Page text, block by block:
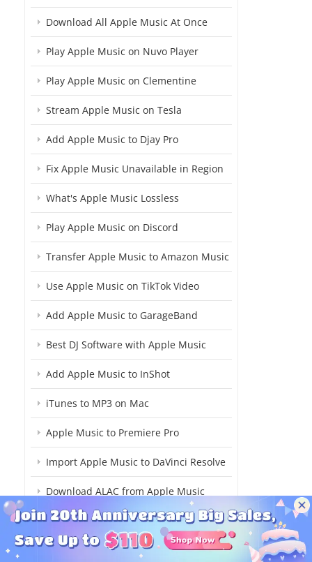
Download All Apple Music At Once
Play Apple Music on Nuvo Player
Play Apple Music on Clementine
Stream Apple Music on Tesla
Add Apple Music to Djay Pro
Fix Apple Music Unavailable in Region
What's Apple Music Lossless
Play Apple Music on Discord
Transfer Apple Music to Amazon Music
Use Apple Music on TikTok Video
Add Apple Music to GarageBand
Best DJ Software with Apple Music
Add Apple Music to InShot
iTunes to MP3 on Mac
Apple Music to Premiere Pro
Import Apple Music to DaVinci Resolve
Download ALAC from Apple Music
Apple Music to Logic Pro Project
Download Apple Music Playlist to Mac